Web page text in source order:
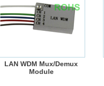
LAN WDM Mux/Demux
Module